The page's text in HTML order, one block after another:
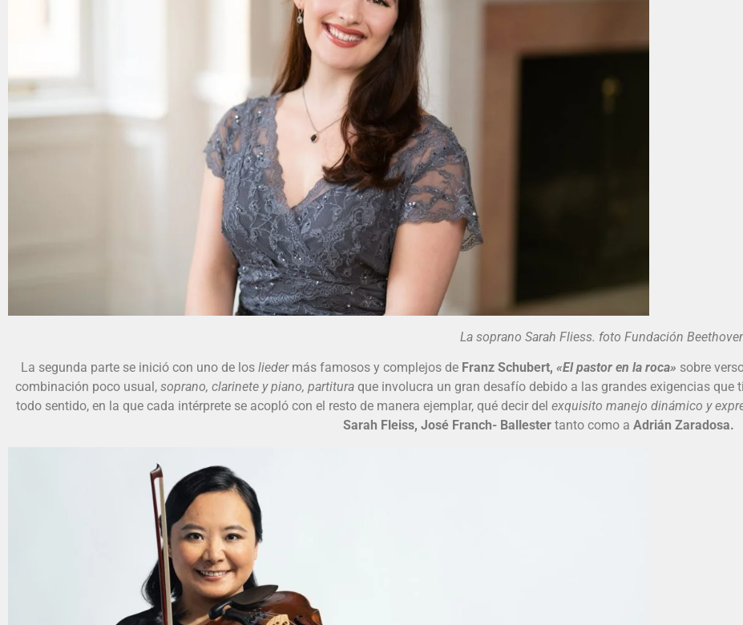
La soprano Sarah Fliess. foto Fundación
La segunda parte se inició con uno de los liedermás famosos y complejos de Franz Schubert, «El pastor en la roca» sobre
combinación poco usual, soprano, clarinete y piano, partitura que involucra un gran desafío debido a las grandes exigencias que
todo sentido, en la que cada intérprete se acopló con el resto de manera ejemplar, qué decir del exquisito manejo dinámico y
Sarah Fleiss, José Franch- Ballester tanto como a Adrián Zaradosa.